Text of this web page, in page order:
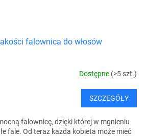
falownica do włosów
Dostępne (>5 szt.)
SZCZEGÓŁY
falownicę, dzięki której w mgnieniu
fale. Od teraz każda kobieta może mieć